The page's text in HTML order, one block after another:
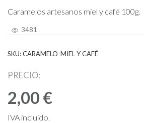
Caramelos artesanos miel y café 100g.
3481
SKU: CARAMELO-MIEL Y CAFÉ
PRECIO:
2,00 €
IVA incluido.